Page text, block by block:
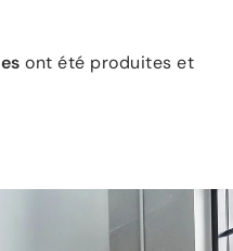
ont été produites et